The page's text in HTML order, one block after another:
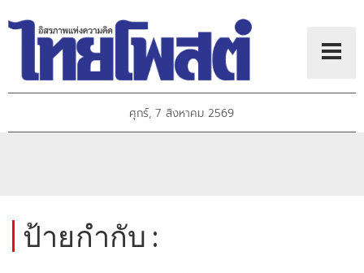
ศุกร์, 7 สิงหาคม 2569
ป้ายกำกับ :